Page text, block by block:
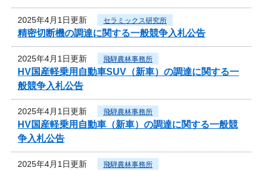
2025年4月1日更新 セラミックス研究所
精密切断機の調達に関する一般競争入札公告
2025年4月1日更新 飛騨農林事務所
HV国産軽乗用自動車SUV（新車）の調達に関する一
般競争入札公告
2025年4月1日更新 飛騨農林事務所
HV国産軽乗用自動車（新車）の調達に関する一般競
争入札公告
2025年4月1日更新 飛騨農林事務所